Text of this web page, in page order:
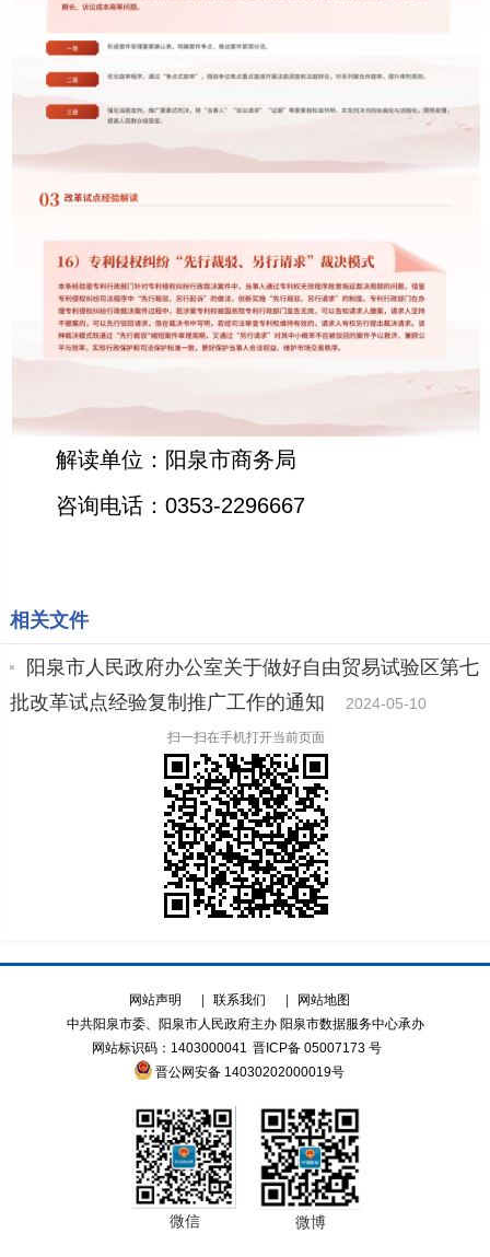
解读单位：阳泉市商务局
咨询电话：0353-2296667
相关文件
阳泉市人民政府办公室关于做好自由贸易试验区第七
批改革试点经验复制推广工作的通知
2024-05-10
扫一扫在手机打开当前页面
网站声明 | 联系我们 |
网站地图
中共阳泉市委、阳泉市人民政府主办 阳泉市数据服务中心承办
网站标识码：1403000041 晋ICP备 05007173 号
晋公网安备 14030202000019号
微信 微博